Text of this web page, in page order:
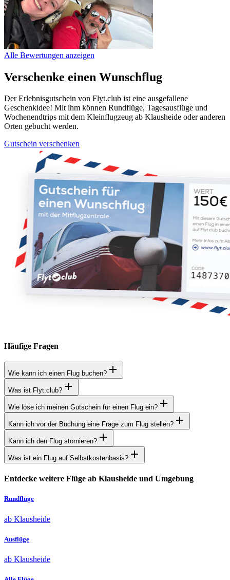
Alle Bewertungen anzeigen
Verschenke einen Wunschflug
Der Erlebnisgutschein von Flyt.club ist eine ausgefallene
Geschenkidee! Mit ihm können Rundflüge, Tagesausflüge und
Wochenendtrips mit dem Kleinflugzeug ab Klausheide oder anderen
Orten gebucht werden.
Gutschein verschenken
Häufige Fragen
Wie kann ich einen Flug buchen?
Was ist Flyt.club?
Wie löse ich meinen Gutschein für einen Flug ein?
Kann ich vor der Buchung eine Frage zum Flug stellen?
Kann ich den Flug stornieren?
Was ist ein Flug auf Selbstkostenbasis?
Entdecke weitere Flüge ab Klausheide und Umgebung
Rundflüge
ab Klausheide
Ausflüge
ab Klausheide